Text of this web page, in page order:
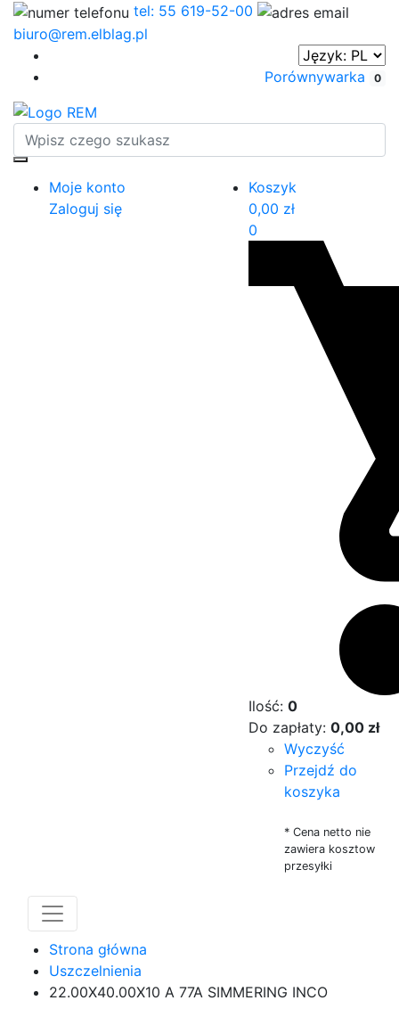
tel: 55 619-52-00
biuro@rem.elblag.pl
Porównywarka 0
Moje konto
Zaloguj się
Koszyk
0,00 zł
0
Ilość: 0
Do zapłaty: 0,00 zł
Wyczyść
Przejdź do
koszyka
* Cena netto nie
zawiera kosztow
przesyłki
Strona główna
Uszczelnienia
22.00X40.00X10 A 77A SIMMERING INCO